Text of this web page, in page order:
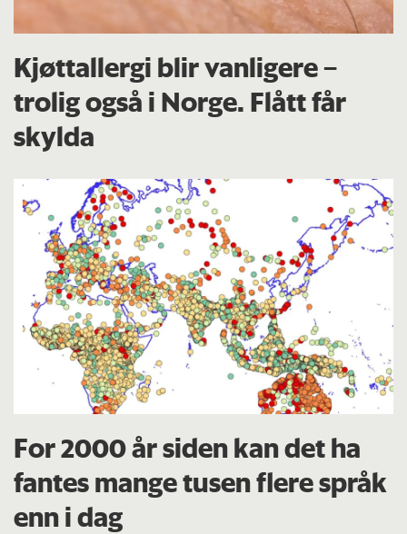
Kjøttallergi blir vanligere –
trolig også i Norge. Flått får
skylda
For 2000 år siden kan det ha
fantes mange tusen flere språk
enn i dag